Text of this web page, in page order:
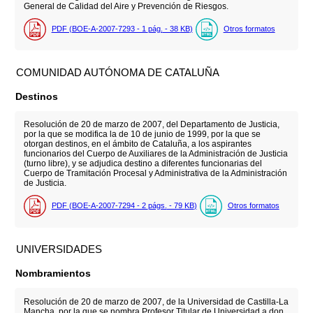
General de Calidad del Aire y Prevención de Riesgos.
PDF (BOE-A-2007-7293 - 1 pág. - 38 KB) Otros formatos
COMUNIDAD AUTÓNOMA DE CATALUÑA
Destinos
Resolución de 20 de marzo de 2007, del Departamento de Justicia,
por la que se modifica la de 10 de junio de 1999, por la que se
otorgan destinos, en el ámbito de Cataluña, a los aspirantes
funcionarios del Cuerpo de Auxiliares de la Administración de Justicia
(turno libre), y se adjudica destino a diferentes funcionarias del
Cuerpo de Tramitación Procesal y Administrativa de la Administración
de Justicia.
PDF (BOE-A-2007-7294 - 2 págs. - 79 KB) Otros formatos
UNIVERSIDADES
Nombramientos
Resolución de 20 de marzo de 2007, de la Universidad de Castilla-La